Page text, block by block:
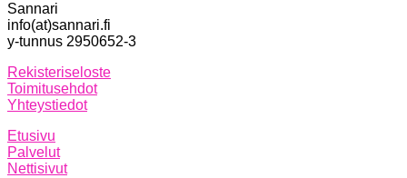
Sannari
info(at)sannari.fi
y-tunnus 2950652-3
Rekisteriseloste
Toimitusehdot
Yhteystiedot
Etusivu
Palvelut
Nettisivut